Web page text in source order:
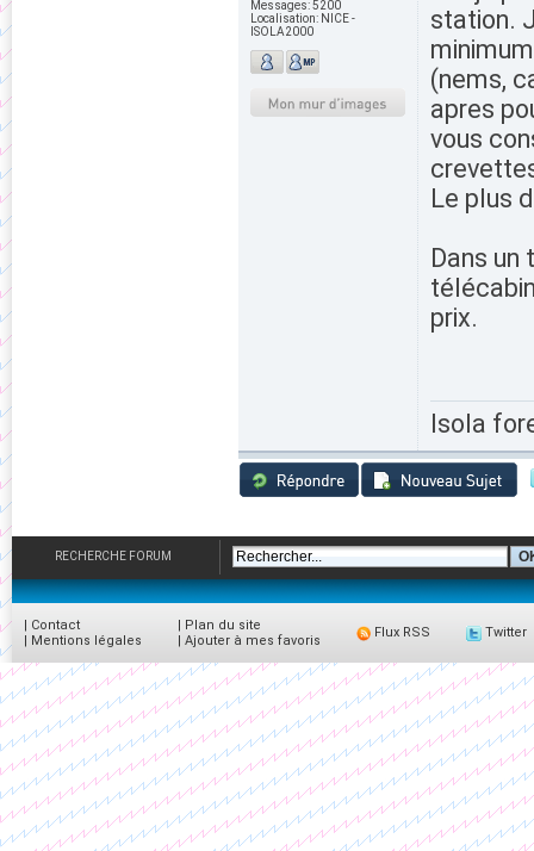
Messages:5200
Localisation: NICE -
ISOLA2000
station.
(nems,
apres
vous
Le plus
Dans un
prix.
Isola
RECHERCHE FORUM
| Contact
| Mentions légales
| Plan du site
| Ajouter à mes favoris
Flux RSS Twitter